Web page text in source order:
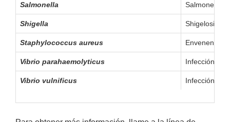
Salmonella Salmonelosis
Shigella Shigelosis o
Staphylococcus aureus
Vibrio parahaemolyticus Infección por
Vibrio vulnificus Infección por